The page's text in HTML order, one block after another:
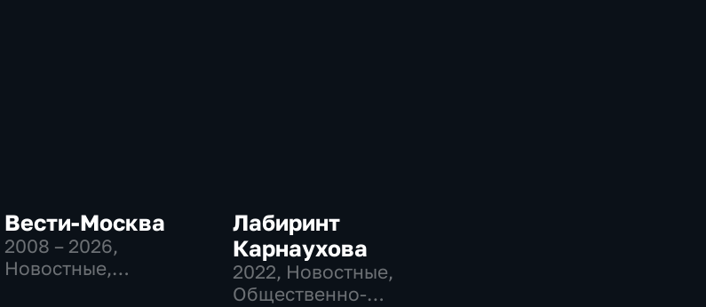
Вести-Москва
2008 – 2026,
Новостные,
Лабиринт
Карнаухова
2022, Новостные,
Общественно-